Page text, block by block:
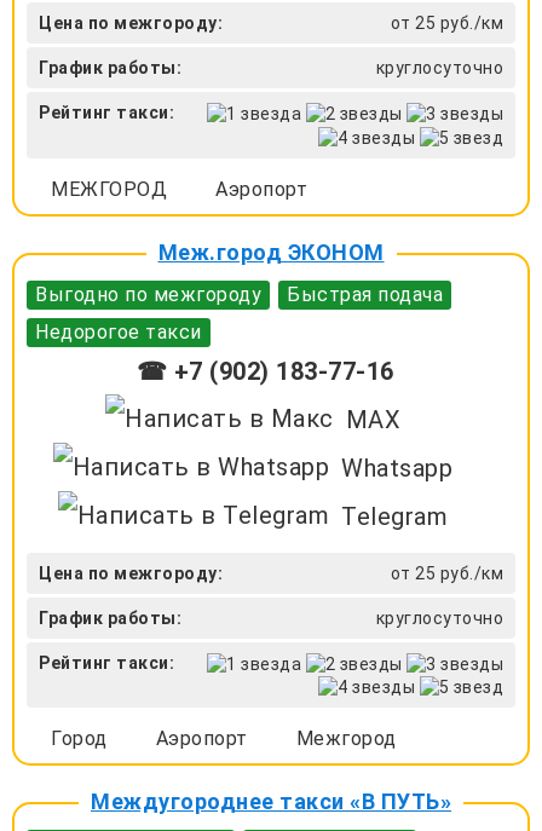
Цена по межгороду: от 25 руб./км
График работы: круглосуточно
Рейтинг такси:
МЕЖГОРОД Аэропорт
Меж.город ЭКОНОМ
Выгодно по межгороду
Быстрая подача
Недорогое такси
☎ +7 (902) 183-77-16
MAX
Whatsapp
Telegram
Цена по межгороду: от 25 руб./км
График работы: круглосуточно
Рейтинг такси:
Город Аэропорт Межгород
Междугороднее такси «В ПУТЬ»